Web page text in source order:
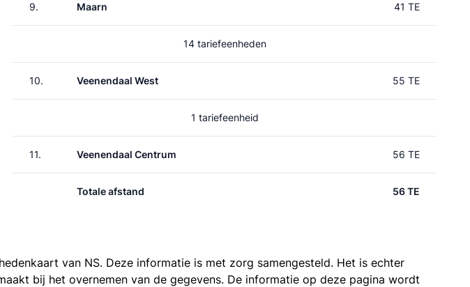
9. Maarn 41 TE
14 tariefeenheden
10. Veenendaal West 55 TE
1 tariefeenheid
11. Veenendaal Centrum 56 TE
Totale afstand 56 TE
van NS. Deze informatie is met zorg samengesteld. Het is echter
bij het overnemen van de gegevens. De informatie op deze pagina wordt